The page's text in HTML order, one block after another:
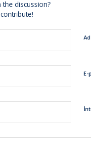
discussion?
Ad
E-